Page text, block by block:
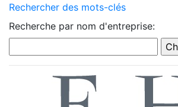
Rechercher des mots-clés
Recherche par nom d'entreprise: